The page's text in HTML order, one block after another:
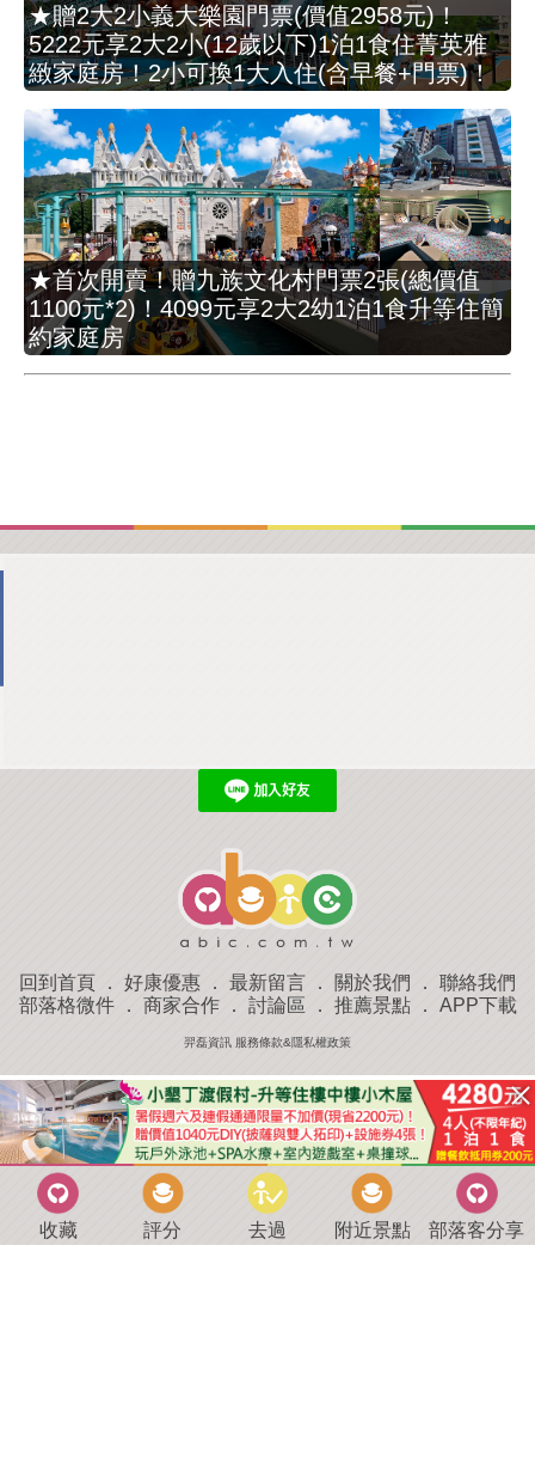
★贈2大2小義大樂園門票(價值2958元)！
5222元享2大2小(12歲以下)1泊1食住菁英雅
緻家庭房！2小可換1大入住(含早餐+門票)！
★首次開賣！贈九族文化村門票2張(總價值
1100元*2)！4099元享2大2幼1泊1食升等住簡
約家庭房
回到首頁 ． 好康優惠 ． 最新留言 ． 關於我們 ． 聯絡我們
部落格微件． 商家合作． 討論區 ． 推薦景點． APP下載
羿磊資訊 服務條款&隱私權政策
收藏 評分 去過 附近景點 部落客分享